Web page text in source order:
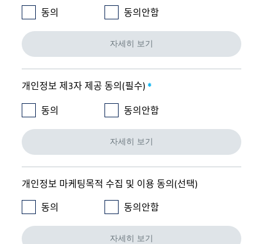
동의
동의안함
자세히 보기
개인정보 제3자 제공 동의(필수) *
동의
동의안함
자세히 보기
개인정보 마케팅목적 수집 및 이용 동의(선택)
동의
동의안함
자세히 보기